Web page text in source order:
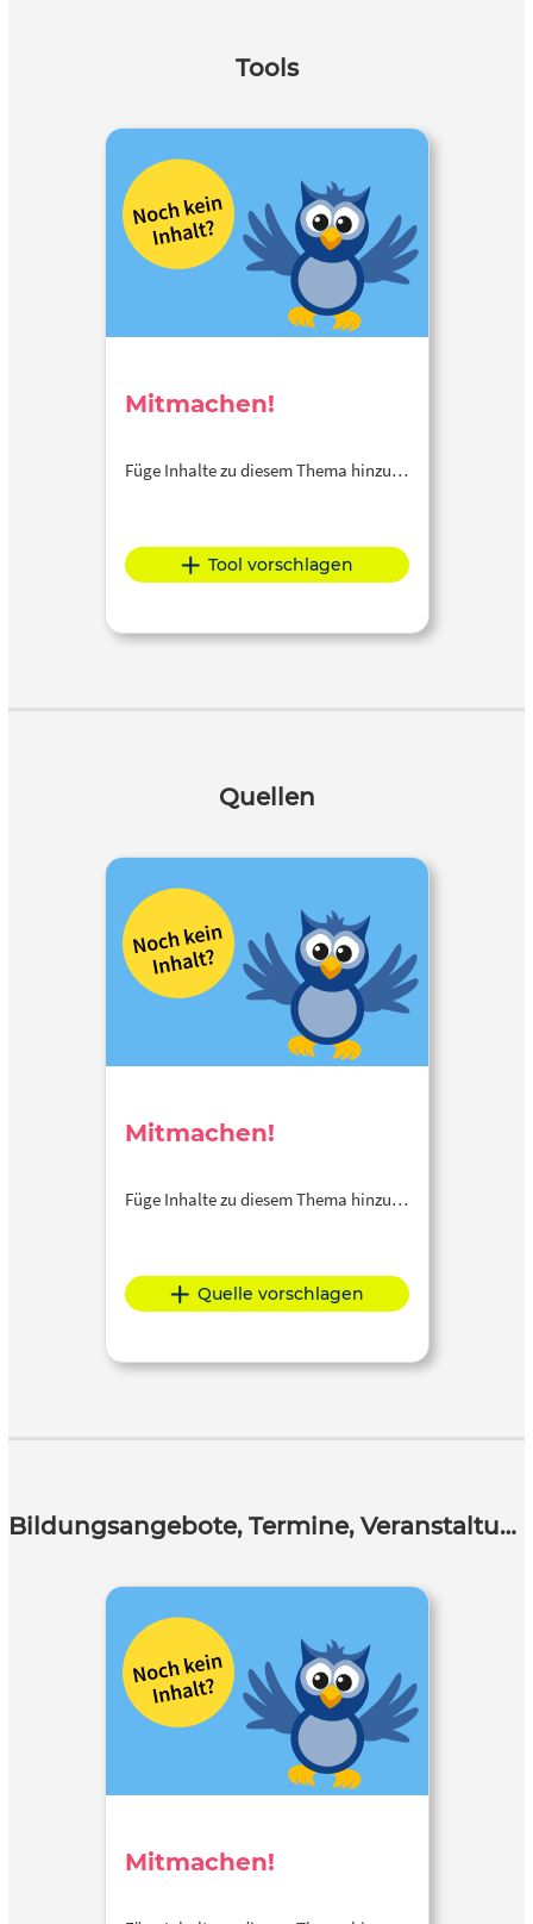
Tools
Mitmachen!
Füge Inhalte zu diesem Thema hinzu…
Tool vorschlagen
Quellen
Mitmachen!
Füge Inhalte zu diesem Thema hinzu…
Quelle vorschlagen
Bildungsangebote, Termine, Veranstaltungen
Mitmachen!